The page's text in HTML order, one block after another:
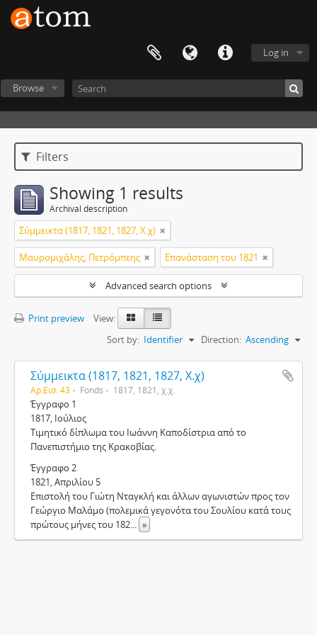
Log in
Browse
Filters
Showing 1 results
Archival description
Σύμμεικτα (1817, 1821, 1827, Χ.χ)
Μαυρομιχάλης, Πετρόμπεης Επανάσταση του 1821
Advanced search options
Print preview
View:
Sort by: Identifier Direction: Ascending
Σύμμεικτα (1817, 1821, 1827, Χ.χ)
Αρ.Εισ. 43 Fonds 1817, 1821, χ.χ.
Έγγραφο 1
1817, Ιούλιος
Τιμητικό δίπλωμα του Ιωάννη Καποδίστρια από το
Πανεπιστήμιο της Κρακοβίας.
Έγγραφο 2
1821, Απριλίου 5
Επιστολή του Γιώτη Νταγκλή και άλλων αγωνιστών προς τον
Γεώργιο Μαλάμο (πολεμικά γεγονότα του Σουλίου κατά τους
πρώτους μήνες του 182... »